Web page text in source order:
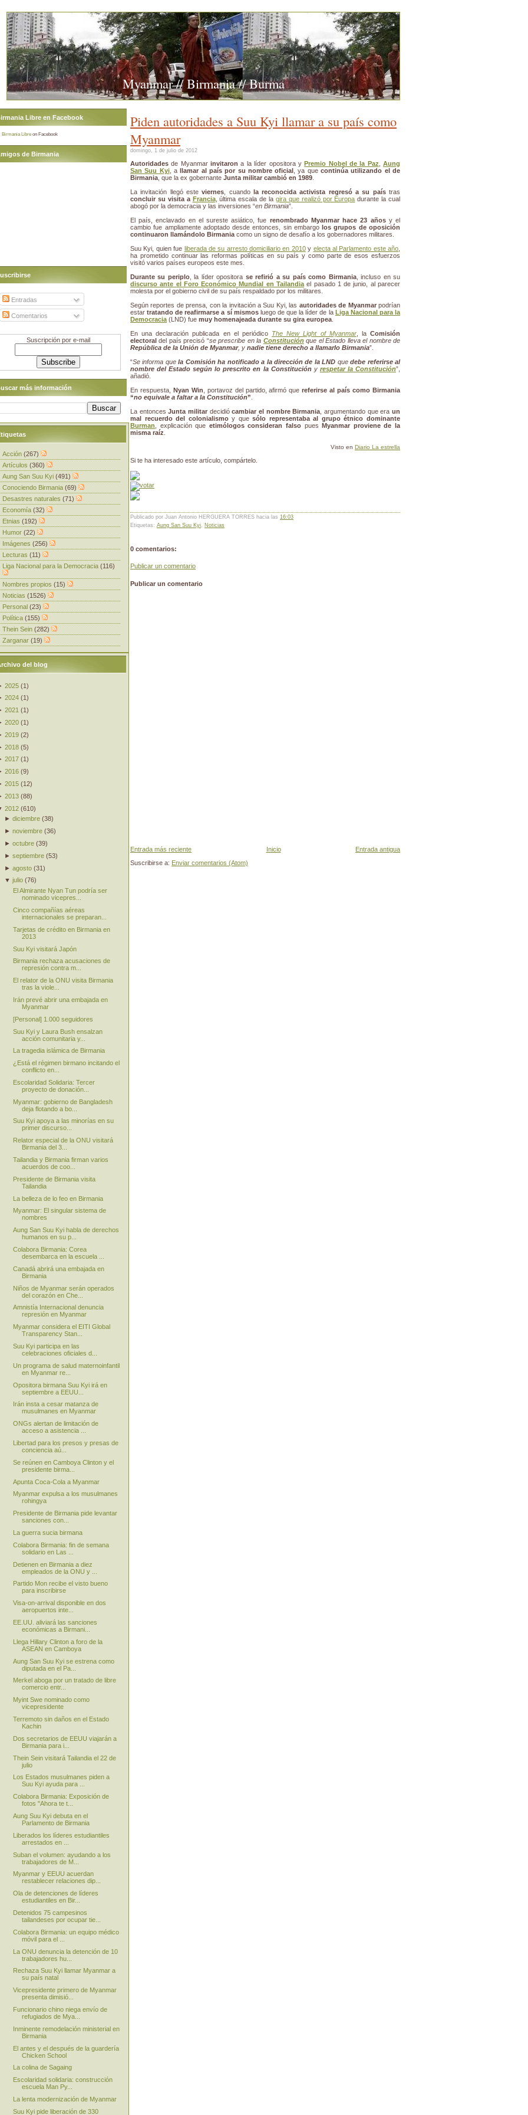
Myanmar // Birmania // Burma
Piden autoridades a Suu Kyi llamar a su país como
Myanmar
domingo, 1 de julio de 2012
Autoridades de Myanmarinvitaron a la líder opositora yPremio Nobel de la Paz ,Aung
San Suu Kyi, allamar al país por su nombre oficial , ya quecontinúa utilizando el de
Birmania , que la ex gobernante Junta militar cambió en 1989
La invitación llegó esteviernes , cuando la reconocida activista regresó a su paístras
concluir su visita a Francia, última escala de la gira que realizó por Europa durante la cual
abogó por la democracia y las inversiones “en Birmania”.
El país, enclavado en el sureste asiático, fue renombrado Myanmar hace 23 añosy el
cambio fue ampliamente adoptado desde entonces, sin embargolos grupos de oposición
continuaron llamándolo Birmania como un signo de desafío a los gobernadores militares.
Suu Kyi, quien fue liberada de su arresto domiciliario en 2010y electa al Parlamento este año
ha prometido continuar las reformas políticas en su país y como parte de esos esfuerzos
visitó varios países europeos este mes.
Durante su periplo, la líder opositora se refirió a su país como Birmania, incluso en su
discurso ante el Foro Económico Mundial en Tailandia el pasado 1 de junio, al parecer
molesta por el gobierno civil de su país respaldado por los militares.
Según reportes de prensa, con la invitación a Suu Kyi, las autoridades de Myanmarpodrían
estartratando de reafirmarse a sí mismosluego de que la líder de la Liga Nacional para la
Democracia (LND) fue muy homenajeada durante su gira europea
En una declaración publicada en el periódico The New Light of Myanmar, laComisión
electoral del país precisó “se prescribe en la Constituciónque el Estado lleva el nombre de
República de la Unión de Myanmar, y nadie tiene derecho a llamarlo Birmania”.
“Se informa quela Comisión ha notificado a la dirección de la LND quedebe referirse al
nombre del Estado según lo prescrito en la Constitucióny respetar la Constitución”,
añadió.
En respuesta, Nyan Win , portavoz del partido, afirmó quereferirse al país como Birmania
“no equivale a faltar a la Constitución”
La entoncesJunta militar decidiócambiar el nombre Birmania , argumentando que eraun
mal recuerdo del colonialismoy quesólo representaba al grupo étnico dominante
Burman , explicación que etimólogos consideran falso puesMyanmar proviene de la
misma raíz
Visto en Diario La estrella
Si te ha interesado este artículo, compártelo.
Publicado por Juan Antonio HERGUERA TORRES hacia las 16:03
Etiquetas: Aung San Suu Kyi, Noticias
0 comentarios:
Publicar un comentario
Publicar un comentario
Entrada más reciente Entrada antigua
Inicio
Suscribirse a: Enviar comentarios (Atom)
Libre en Facebook
Birmania Libre on Facebook
de Birmania
Entradas
Comentarios
Suscripción por e-mail
más información
Acción (267)
Artículos (360)
Aung San Suu Kyi (491)
Conociendo Birmania (69)
Desastres naturales (71)
Economía (32)
Etnias (192)
Humor (22)
Imágenes (256)
Lecturas (11)
Liga Nacional para la Democracia (116)
Nombres propios (15)
Noticias (1526)
Personal (23)
Política (155)
Thein Sein (282)
Zarganar (19)
del blog
2025 (1)
2024 (1 )
2021 (1)
2020 (1)
2019 (2)
2018 (5)
2017 (1 )
2016 (9)
2015 (12)
2013 (88)
2012 (610)
►diciembre (38)
►noviembre (36)
►octubre (39)
►septiembre (53)
►agosto (31)
▼julio (76)
El Almirante Nyan Tun podría ser
nominado vicepres...
Cinco compañías aéreas
internacionales se preparan...
Tarjetas de crédito en Birmania en
2013
Suu Kyi visitará Japón
Birmania rechaza acusaciones de
represión contra m...
El relator de la ONU visita Birmania
tras la viole...
Irán prevé abrir una embajada en
Myanmar
[Personal] 1.000 seguidores
Suu Kyi y Laura Bush ensalzan
acción comunitaria y...
La tragedia islámica de Birmania
¿Está el régimen birmano incitando el
conflicto en...
Escolaridad Solidaria: Tercer
proyecto de donación...
Myanmar: gobierno de Bangladesh
deja flotando a bo...
Suu Kyi apoya a las minorías en su
primer discurso...
Relator especial de la ONU visitará
Birmania del 3...
Tailandia y Birmania firman varios
acuerdos de coo...
Presidente de Birmania visita
Tailandia
La belleza de lo feo en Birmania
Myanmar: El singular sistema de
nombres
Aung San Suu Kyi habla de derechos
humanos en su p...
Colabora Birmania: Corea
desembarca en la escuela ...
Canadá abrirá una embajada en
Birmania
Niños de Myanmar serán operados
del corazón en Che...
Amnistía Internacional denuncia
represión en Myanmar
Myanmar considera el EITI Global
Transparency Stan...
Suu Kyi participa en las
celebraciones oficiales d...
Un programa de salud maternoinfantil
en Myanmar re...
Opositora birmana Suu Kyi irá en
septiembre a EEUU...
Irán insta a cesar matanza de
musulmanes en Myanmar
ONGs alertan de limitación de
acceso a asistencia ...
Libertad para los presos y presas de
conciencia aú...
Se reúnen en Camboya Clinton y el
presidente birma...
Apunta Coca-Cola a Myanmar
Myanmar expulsa a los musulmanes
rohingya
Presidente de Birmania pide levantar
sanciones con...
La guerra sucia birmana
Colabora Birmania: fin de semana
solidario en Las ...
Detienen en Birmania a diez
empleados de la ONU y ...
Partido Mon recibe el visto bueno
para inscribirse
Visa-on-arrival disponible en dos
aeropuertos inte...
EE.UU. aliviará las sanciones
económicas a Birmani...
Llega Hillary Clinton a foro de la
ASEAN en Camboya
Aung San Suu Kyi se estrena como
diputada en el Pa...
Merkel aboga por un tratado de libre
comercio entr...
Myint Swe nominado como
vicepresidente
Terremoto sin daños en el Estado
Kachin
Dos secretarios de EEUU viajarán a
Birmania para i...
Thein Sein visitará Tailandia el 22 de
julio
Los Estados musulmanes piden a
Suu Kyi ayuda para ...
Colabora Birmania: Exposición de
fotos "Ahora te t...
Aung Suu Kyi debuta en el
Parlamento de Birmania
Liberados los líderes estudiantiles
arrestados en ...
Suban el volumen: ayudando a los
trabajadores de M...
Myanmar y EEUU acuerdan
restablecer relaciones dip...
Ola de detenciones de líderes
estudiantiles en Bir...
Detenidos 75 campesinos
tailandeses por ocupar tie...
Colabora Birmania: un equipo médico
móvil para el ...
La ONU denuncia la detención de 10
trabajadores hu...
Rechaza Suu Kyi llamar Myanmar a
su país natal
Vicepresidente primero de Myanmar
presenta dimisió...
Funcionario chino niega envío de
refugiados de Mya...
Inminente remodelación ministerial en
Birmania
El antes y el después de la guardería
Chicken School
La colina de Sagaing
Escolaridad solidaria: construcción
escuela Man Py...
La lenta modernización de Myanmar
Suu Kyi pide liberación de 330